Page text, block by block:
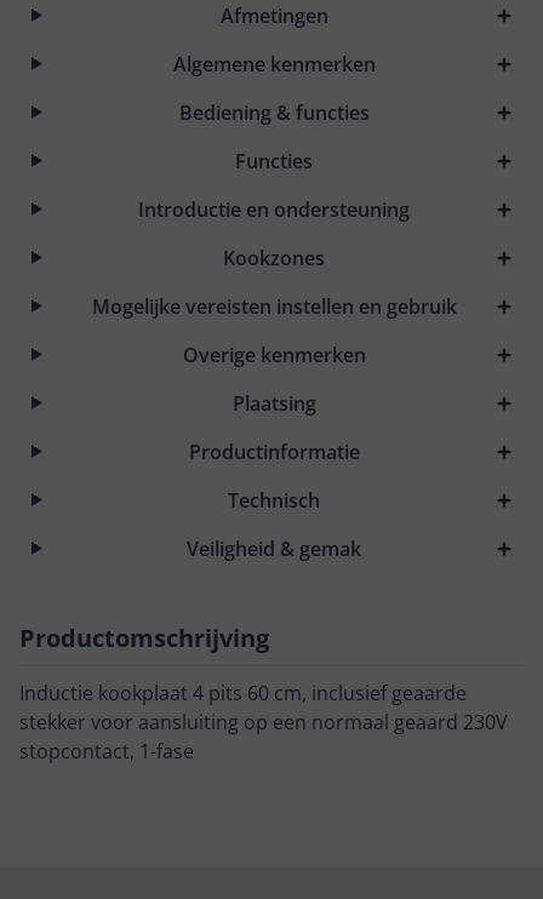
Afmetingen
Algemene kenmerken
Bediening & functies
Functies
Introductie en ondersteuning
Kookzones
Mogelijke vereisten instellen en gebruik
Overige kenmerken
Plaatsing
Productinformatie
Technisch
Veiligheid & gemak
Productomschrijving
Inductie kookplaat 4 pits 60 cm, inclusief geaarde
stekker voor aansluiting op een normaal geaard 230V
stopcontact, 1-fase